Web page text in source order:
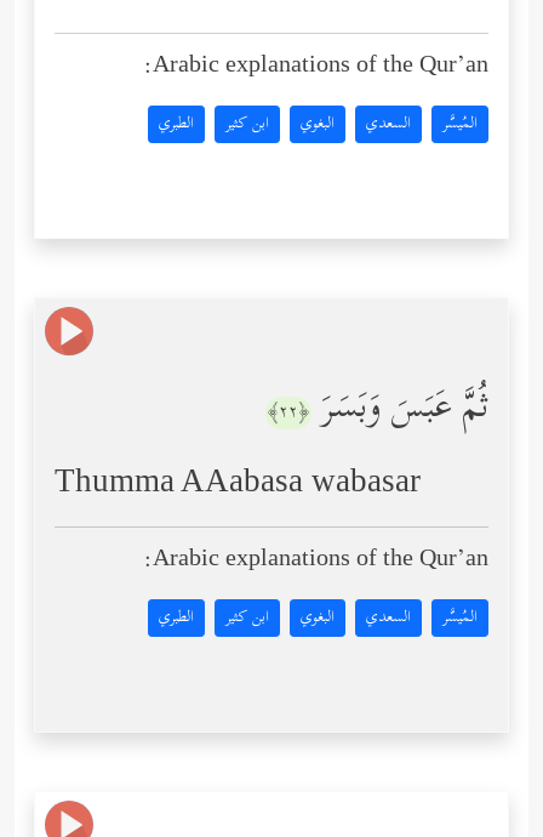
Arabic explanations of the Qur’an:
المُيسَّر السعدي البغوي ابن كثير الطبري
ثُمَّ عَبَسَ وَبَسَرَ ﴿٢٢﴾
Thumma AAabasa wabasar
Arabic explanations of the Qur’an:
المُيسَّر السعدي البغوي ابن كثير الطبري